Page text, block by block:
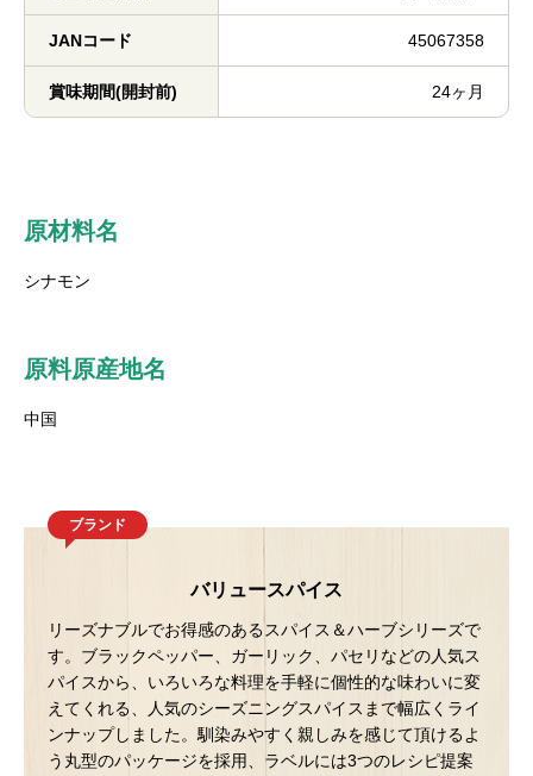
JANコード 45067358
賞味期間(開封前) 24ヶ月
原材料名
シナモン
原料原産地名
中国
ブランド
バリュースパイス
リーズナブルでお得感のあるスパイス＆ハーブシリーズで
す。ブラックペッパー、ガーリック、パセリなどの人気ス
パイスから、いろいろな料理を手軽に個性的な味わいに変
えてくれる、人気のシーズニングスパイスまで幅広くライ
ンナップしました。馴染みやすく親しみを感じて頂けるよ
う丸型のパッケージを採用、ラベルには3つのレシピ提案